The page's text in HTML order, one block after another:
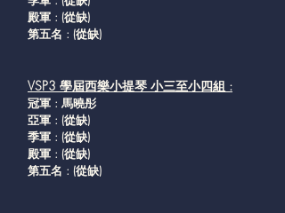
殿軍 : (從缺)
第五名 : (從缺)
VSP3 學屆西樂小提琴 小三至小四組 :
冠軍 : 馬曉彤
亞軍 : (從缺)
季軍 : (從缺)
殿軍 : (從缺)
第五名 : (從缺)